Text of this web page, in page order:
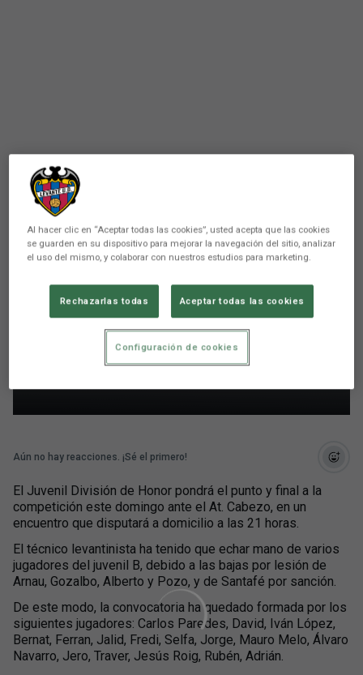
LEVANTE UD JUVENIL
El Juvenil División de Honor,
buscará terminar la liga con
una victoria ante el At.
Aún no hay reacciones. ¡Sé el primero!
El Juvenil División de Honor pondrá el punto y final a la
competición este domingo ante el At. Cabezo, en un
encuentro que disputará a domicilio a las 21 horas.
El técnico levantinista ha tenido que echar mano de varios
jugadores del juvenil B, debido a las bajas por lesión de
Arnau, Gozalbo, Alberto y Pozo, y de Santafé por sanción.
De este modo, la convocatoria ha quedado formada por los
siguientes jugadores: Carlos Paredes, David, Iván López,
Bernat, Ferran, Jalid, Fredi, Selfa, Jorge, Mauro Melo, Álvaro
Navarro, Jero, Traver, Jesús Roig, Rubén, Adrián.
Al hacer clic en “Aceptar todas las cookies”, usted acepta que las cookies
se guarden en su dispositivo para mejorar la navegación del sitio, analizar
el uso del mismo, y colaborar con nuestros estudios para marketing.
Rechazarlas todas Aceptar todas las cookies
Configuración de cookies